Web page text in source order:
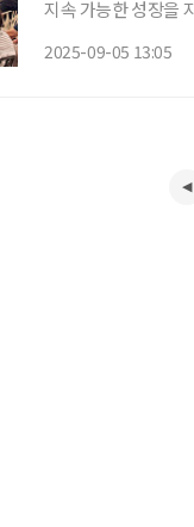
지속 가능한 성장을
2025-09-05 13:05